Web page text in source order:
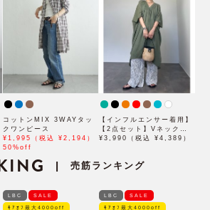
コットンMIX 3WAYタッ
クワンピース
¥1,995（税込 ¥2,194）
50%off
【インフルエンサー着用】
【2点セット】Vネックピ
ンタックセットワンピース
¥3,990（税込 ¥4,389）
| 売筋ランキング
LBC SALE
ﾓｱｵﾌ最大4000off
LBC SALE
ﾓｱｵﾌ最大4000off